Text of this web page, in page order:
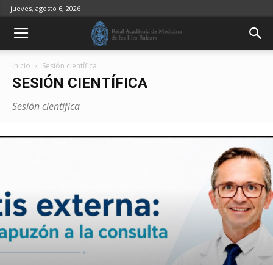
jueves, agosto 6, 2026
Inicio Sesión científica
SESIÓN CIENTÍFICA
Sesión científica